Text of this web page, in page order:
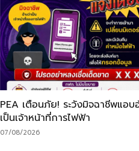
PEA เตือนภัย! ระวังมิจฉาชีพแอบ
เป็นเจ้าหน้าที่การไฟฟ้า
07/08/2026